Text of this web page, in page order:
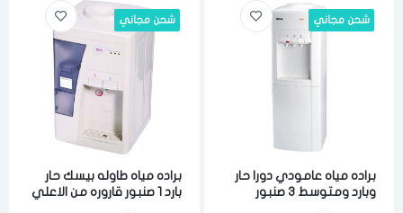
شحن مجاني
براده مياه عامودي دورا حار
وبارد ومتوسط 3 صنبور
شحن مجاني
براده مياه طاوله بيسك حار
بارد 1 صنبور قاروره من الاعلي